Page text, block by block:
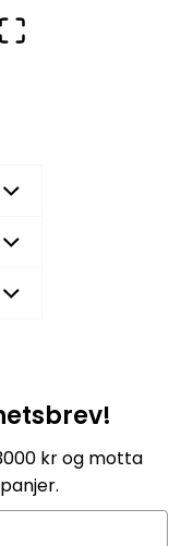
kr og motta